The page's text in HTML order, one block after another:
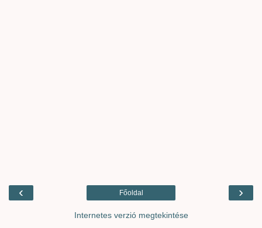
‹ ›
Főoldal
Internetes verzió megtekintése